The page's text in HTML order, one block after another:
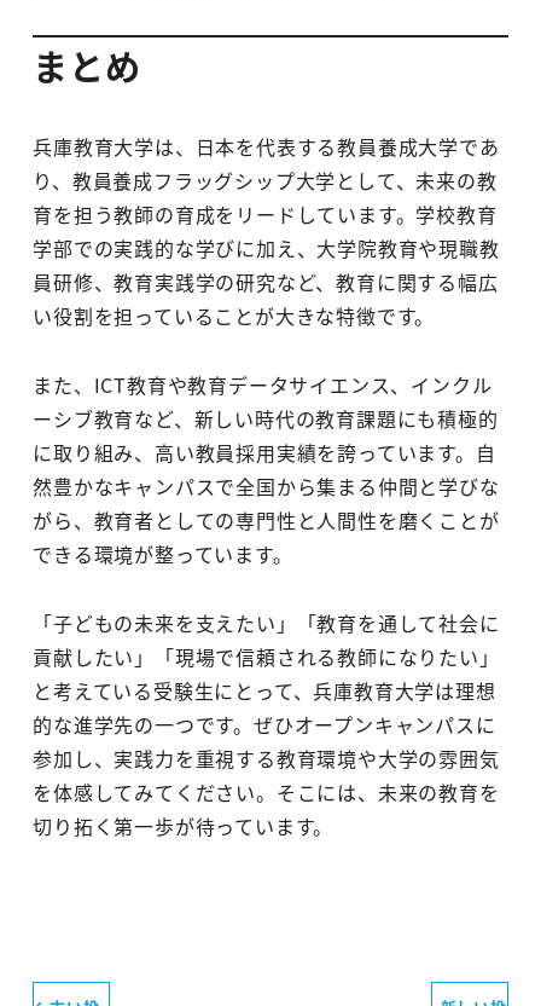
まとめ
兵庫教育大学は、日本を代表する教員養成大学であ
り、教員養成フラッグシップ大学として、未来の教
育を担う教師の育成をリードしています。学校教育
学部での実践的な学びに加え、大学院教育や現職教
員研修、教育実践学の研究など、教育に関する幅広
い役割を担っていることが大きな特徴です。
また、ICT教育や教育データサイエンス、インクル
ーシブ教育など、新しい時代の教育課題にも積極的
に取り組み、高い教員採用実績を誇っています。自
然豊かなキャンパスで全国から集まる仲間と学びな
がら、教育者としての専門性と人間性を磨くことが
できる環境が整っています。
「子どもの未来を支えたい」「教育を通して社会に
貢献したい」「現場で信頼される教師になりたい」
と考えている受験生にとって、兵庫教育大学は理想
的な進学先の一つです。ぜひオープンキャンパスに
参加し、実践力を重視する教育環境や大学の雰囲気
を体感してみてください。そこには、未来の教育を
切り拓く第一歩が待っています。